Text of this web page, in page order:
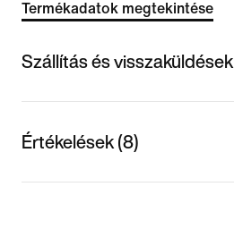
Termékadatok megtekintése
Szállítás és visszaküldések
Értékelések (8)